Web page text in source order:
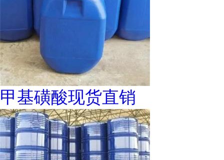
甲基磺酸现货直销